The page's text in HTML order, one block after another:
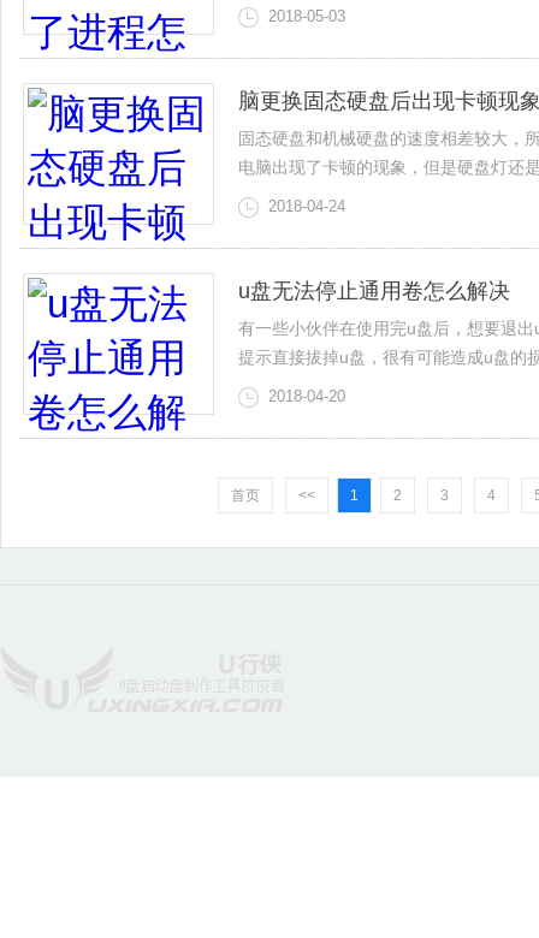
2018-05-03
脑更换固态硬盘后出现卡顿现
固态硬盘和机械硬盘的速度相差较大，
电脑出现了卡顿的现象，但是硬盘灯还
2018-04-24
u盘无法停止通用卷怎么解决
有一些小伙伴在使用完u盘后，想要退
提示直接拔掉u盘，很有可能造成u盘的
2018-04-20
首页 << 1 2 3 4